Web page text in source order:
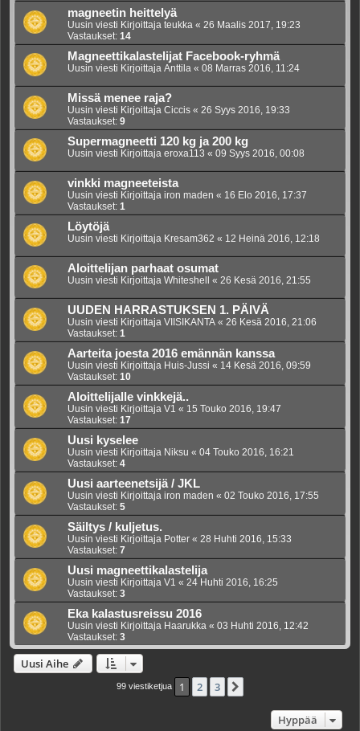
magneetin heittelyä
Uusin viesti Kirjoittaja teukka « 26 Maalis 2017, 19:23
Vastaukset: 14
Magneettikalastelijat Facebook-ryhmä
Uusin viesti Kirjoittaja Anttila « 08 Marras 2016, 11:24
Missä menee raja?
Uusin viesti Kirjoittaja Ciccis « 26 Syys 2016, 19:33
Vastaukset: 9
Supermagneetti 120 kg ja 200 kg
Uusin viesti Kirjoittaja eroxa113 « 09 Syys 2016, 00:08
vinkki magneeteista
Uusin viesti Kirjoittaja iron maden « 16 Elo 2016, 17:37
Vastaukset: 1
Löytöjä
Uusin viesti Kirjoittaja Kresam362 « 12 Heinä 2016, 12:18
Aloittelijan parhaat osumat
Uusin viesti Kirjoittaja Whiteshell « 26 Kesä 2016, 21:55
UUDEN HARRASTUKSEN 1. PÄIVÄ
Uusin viesti Kirjoittaja VIISIKANTA « 26 Kesä 2016, 21:06
Vastaukset: 1
Aarteita joesta 2016 emännän kanssa
Uusin viesti Kirjoittaja Huis-Jussi « 14 Kesä 2016, 09:59
Vastaukset: 10
Aloittelijalle vinkkejä..
Uusin viesti Kirjoittaja V1 « 15 Touko 2016, 19:47
Vastaukset: 17
Uusi kyselee
Uusin viesti Kirjoittaja Niksu « 04 Touko 2016, 16:21
Vastaukset: 4
Uusi aarteenetsijä / JKL
Uusin viesti Kirjoittaja iron maden « 02 Touko 2016, 17:55
Vastaukset: 5
Säiltys / kuljetus.
Uusin viesti Kirjoittaja Potter « 28 Huhti 2016, 15:33
Vastaukset: 7
Uusi magneettikalastelija
Uusin viesti Kirjoittaja V1 « 24 Huhti 2016, 16:25
Vastaukset: 3
Eka kalastusreissu 2016
Uusin viesti Kirjoittaja Haarukka « 03 Huhti 2016, 12:42
Vastaukset: 3
Uusi Aihe
99 viestiketjua 1 2 3
Hyppää